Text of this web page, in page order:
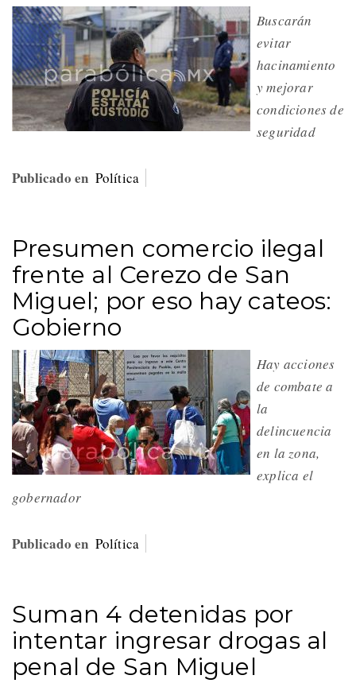
Buscarán
evitar
hacinamiento
y mejorar
condiciones de
seguridad
Publicado en Política
Presumen comercio ilegal
frente al Cerezo de San
Miguel; por eso hay cateos:
Gobierno
Hay acciones
de combate a
la
delincuencia
en la zona,
explica el
gobernador
Publicado en Política
Suman 4 detenidas por
intentar ingresar drogas al
penal de San Miguel